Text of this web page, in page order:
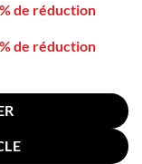
de réduction
de réduction